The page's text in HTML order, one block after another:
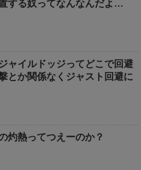
する奴ってなんなんだよ…
ャイルドッジってどこで回避
とか関係なくジャスト回避に
灼熱ってつえーのか？